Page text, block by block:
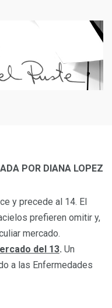
POR DIANA LOPEZ
y precede al 14. El
prefieren omitir y,
mercado.
del 13. Un
a las Enfermedades